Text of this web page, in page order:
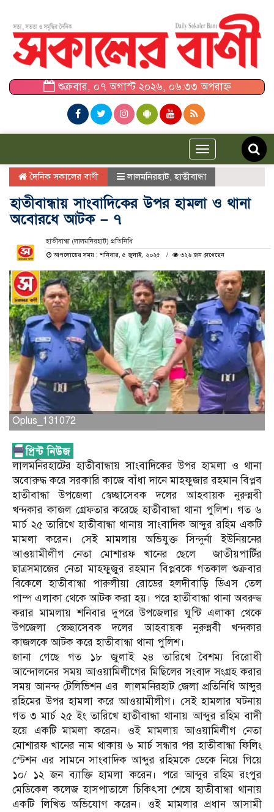
শুক্রবার, ০৭ অগাস্ট ২০২৬, ০৬:৩৩ অপরাহ্ন
Toggle
navigation
দৈনিক সকালের বাণী লালমনিরহাট ,হাতীবান্ধা
হাতীবান্ধায় সাংবাদিকের উপর হামলা ও থানা
অবোরধে আটক – ৭
হাতীবান্ধা (লালমনিরহাট) প্রতিনিধি
আপলোডের সময় : শনিবার, ৫ জুলাই, ২০২৫
৩২৬ জন দেখেছেন
Oplus_131072
লালমনিরহাটের হাতীবান্ধায় সাংবাদিকের উপর হামলা ও থানা
অবোরুদ্ধ করে সরকারি কাজে বাঁধা দানে মাহফুজার রহমান বিপ্লব
হাতীবান্ধা উপজেলা স্বেচ্ছাসেবক দলের আহবায়ক নুরুন্নবী
খন্দকার কাজল গ্রেফতার করেছে হাতীবান্ধা থানা পুলিশ। গত ৬
মার্চ ২৫ তারিখে হাতীবান্ধা থানায় সাংবাদিক আব্দুর রহিম একটি
মামলা করেন। সেই মামলায় অভিযুক্ত সিন্দুর্না ইউনিয়নের
আওয়ামীলীগ নেতা মোশারফ খানের ছেলে জাতীয়পার্টির
ছাত্রসমাজের নেতা মাহফুজুর রহমান বিপ্লবকে গতকাল শুক্রবার
বিকেলে হাতীবান্ধা পারুলীয়া রোডের হলদীবাড়ি ডিএস তেল
পাম্প এলাকা থেকে আটক করা হয়। পরে হাতীবান্ধা থানা অবরুদ্ধ
করার মামলায় শনিবার দুপরে উপজেলার ঘুন্টি এলাকা থেকে
উপজেলা স্বেচ্ছাসেবক দলের আহবায়ক নুরুন্নবী খন্দকার
কাজলকে আটক করে হাতীবান্ধা থানা পুলিশ।
জানা গেছে গত ১৮ জুলাই ২৪ তারিখে বৈশম্য বিরোধী
আন্দোলনের সময় আওয়ামিলীগের মিছিলের সংবাদ সংগ্রহ করার
সময় আনন্দ টেলিভিশন এর লালমনিরহাট জেলা প্রতিনিধি আব্দুর
রহিমের উপর হামলা করে আওয়ামীলীগ। সেই হামলার ঘটনায়
গত ৩ মার্চ ২৫ ইং তারিখে হাতীবান্ধা থানায় আব্দুর রহিম বাদী
হয়ে একটি মামলা করেন। ওই মামলায় আওয়ামিলীগ নেতা
মোশারফ খানের নাম থাকায় ৬ মার্চ সন্ধার পর হাতীবান্ধা ফিলিং
স্টেশন এর সামনে সাংবাদিক আব্দুর রহিমকে ডেকে নিয়ে গিয়ে
১০/ ১২ জন ব্যাক্তি হামলা করেন। পরে আব্দুর রহিম রংপুর
মেডিকেল কলেজ হাসপাতালে চিকিৎসা শেষে হাতীবান্ধা থানায়
একটি লিখিত অভিযোগ করেন। ওই মামলার প্রধান আসামী